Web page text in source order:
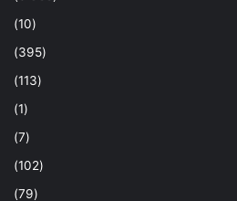
(10)
(395)
(113)
(1)
(7)
(102)
(79)